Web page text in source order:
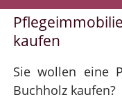
kaufen
Sie wollen eine
Buchholz kaufen?